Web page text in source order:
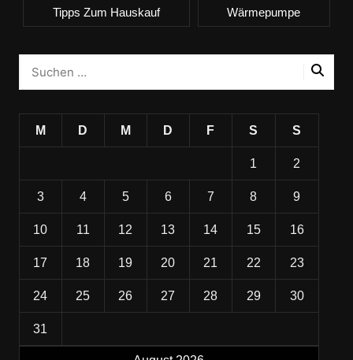
Tipps Zum Hauskauf Wärmepumpe
M D M D F S S
1 2
3 4 5 6 7 8 9
10 11 12 13 14 15 16
17 18 19 20 21 22 23
24 25 26 27 28 29 30
31